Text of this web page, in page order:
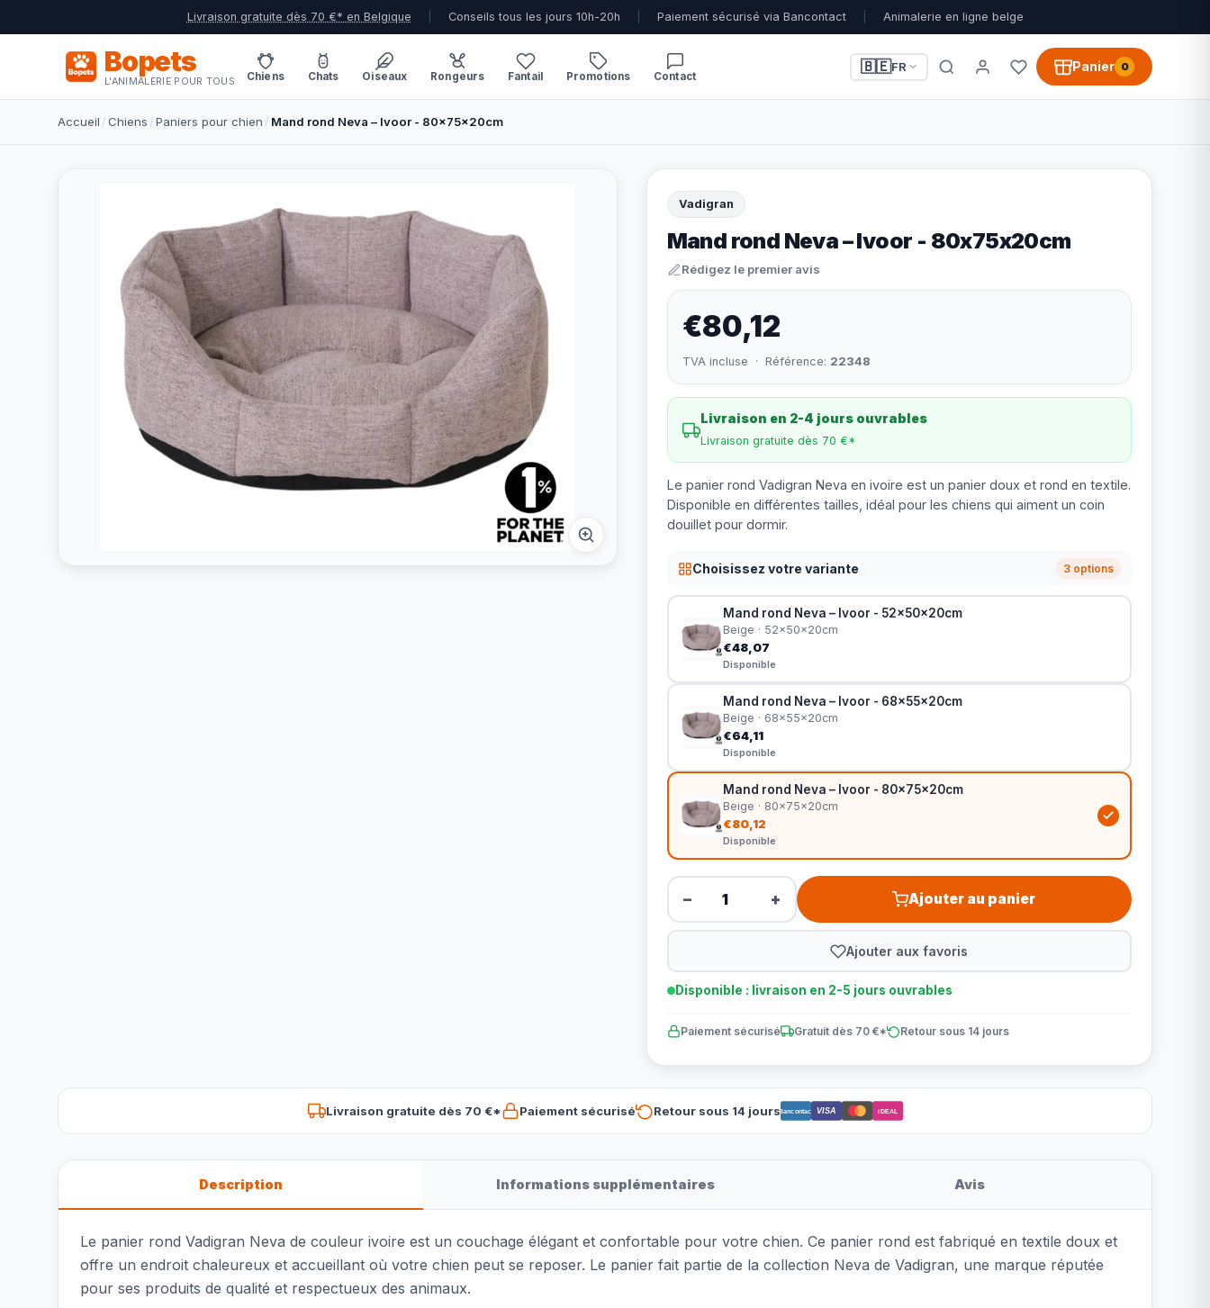
Livraison gratuite dès 70 €* en Belgique Conseils tous les jours 10h-20h Paiement sécurisé via Bancontact Animalerie en ligne belge
Bopets
L'ANIMALERIE POUR TOUS Chiens Chats Oiseaux Rongeurs Fantail Promotions Contact
🇧🇪FR Panier 0
Accueil /Chiens /Paniers pour chien / Mand rond Neva – Ivoor - 80x75x20cm
Vadigran
Mand rond Neva – Ivoor - 80x75x20cm
Rédigez le premier avis
€80,12
TVA incluse · Référence: 22348
Livraison en 2-4 jours ouvrables
Livraison gratuite dès 70 €*
Le panier rond Vadigran Neva en ivoire est un panier doux et rond en textile.
Disponible en différentes tailles, idéal pour les chiens qui aiment un coin
douillet pour dormir.
Choisissez votre variante 3 options
Mand rond Neva – Ivoor - 52x50x20cm
Beige · 52x50x20cm
€48,07
Disponible
Mand rond Neva – Ivoor - 68x55x20cm
Beige · 68x55x20cm
€64,11
Disponible
Mand rond Neva – Ivoor - 80x75x20cm
Beige · 80x75x20cm
€80,12
Disponible
− + Ajouter au panier
Ajouter aux favoris
Disponible : livraison en 2-5 jours ouvrables
Paiement sécurisé Gratuit dès 70 €* Retour sous 14 jours
Livraison gratuite dès 70 €* Paiement sécurisé Retour sous 14 joursBancontact VISA iDEAL
Description Informations supplémentaires Avis
Le panier rond Vadigran Neva de couleur ivoire est un couchage élégant et confortable pour votre chien. Ce panier rond est fabriqué en textile doux et
offre un endroit chaleureux et accueillant où votre chien peut se reposer. Le panier fait partie de la collection Neva de Vadigran, une marque réputée
pour ses produits de qualité et respectueux des animaux.